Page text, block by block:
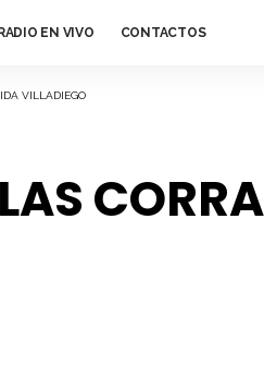
RADIO EN VIVO CONTACTOS
VILLADIEGO